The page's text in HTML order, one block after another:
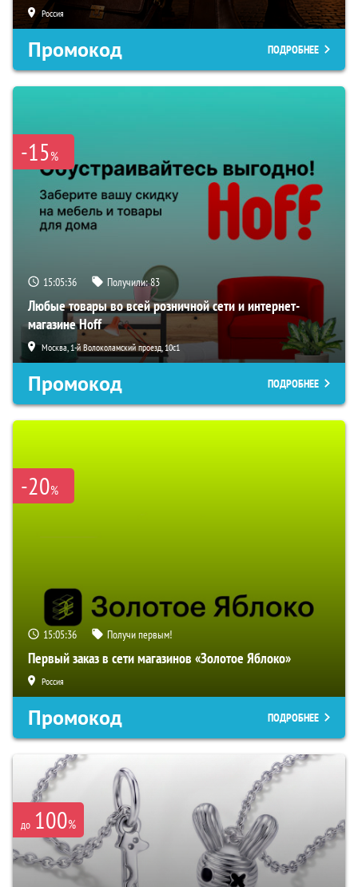
Россия
Промокод ПОДРОБНЕЕ
-15%
15:05:35 Получили:83
Любые товары во всей розничной сети и интернет-
магазине Hoff
Москва, 1-й Волоколамский проезд, 10с1
Промокод ПОДРОБНЕЕ
-20%
15:05:35 Получи первым!
Первый заказ в сети магазинов «Золотое Яблоко»
Россия
Промокод ПОДРОБНЕЕ
до 100%